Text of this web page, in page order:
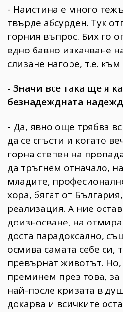
- Наистина е много
твърде абсурден. Тук
горния въпрос. Бих го
едно бавно изкачване
слизане нагоре, т.е.
- Значи все така ще я
безнадеждната
- Да, явно още трябва
да се сгъсти и когато
горна степен на
да тръгнем отначало,
младите,
хора, бягат от
реализация. А ние
доизносване, на
доста парадоксално,
осмива самата себе си,
превърнат животът. Но,
преминем през това,
най-после кризата в
докарва и всичките